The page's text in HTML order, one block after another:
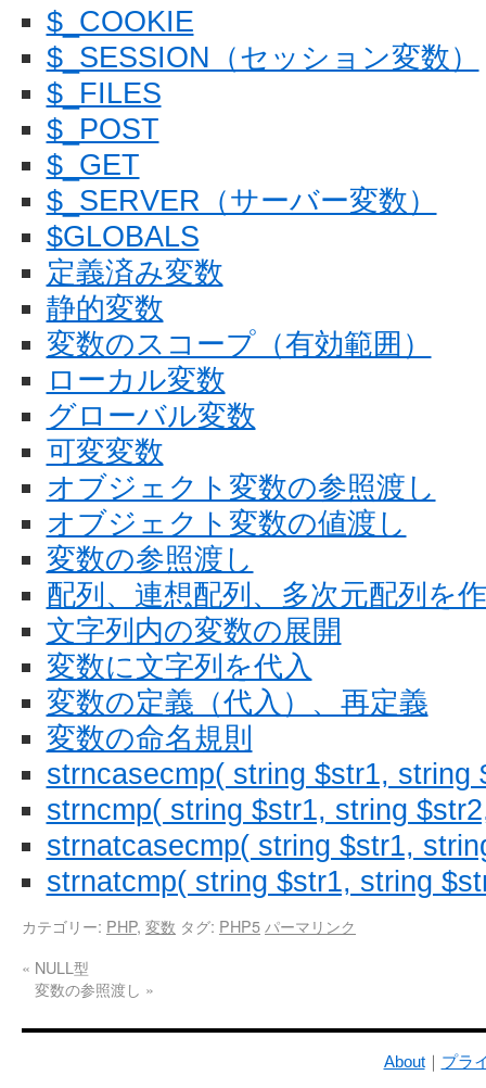
$_COOKIE
$_SESSION（セッション変数）
$_FILES
$_POST
$_GET
$_SERVER（サーバー変数）
$GLOBALS
定義済み変数
静的変数
変数のスコープ（有効範囲）
ローカル変数
グローバル変数
可変変数
オブジェクト変数の参照渡し
オブジェクト変数の値渡し
変数の参照渡し
配列、連想配列、多次元配列を
文字列内の変数の展開
変数に文字列を代入
変数の定義（代入）、再定義
変数の命名規則
strncasecmp( string $str1, string
strncmp( string $str1, string
strnatcasecmp( string $str1,
strnatcmp( string $str1, string
カテゴリー: PHP, 変数 タグ: PHP5 パーマリンク
« NULL型
変数の参照渡し »
About｜ プラ